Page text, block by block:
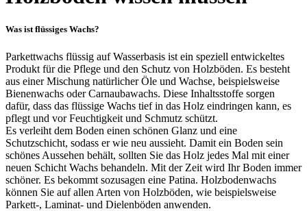
Was ist flüssiges Wachs?
Parkettwachs flüssig auf Wasserbasis ist ein speziell entwickeltes
Produkt für die Pflege und den Schutz von Holzböden. Es besteht
aus einer Mischung natürlicher Öle und Wachse, beispielsweise
Bienenwachs oder Carnaubawachs. Diese Inhaltsstoffe sorgen
dafür, dass das flüssige Wachs tief in das Holz eindringen kann, es
pflegt und vor Feuchtigkeit und Schmutz schützt.
Es verleiht dem Boden einen schönen Glanz und eine
Schutzschicht, sodass er wie neu aussieht. Damit ein Boden sein
schönes Aussehen behält, sollten Sie das Holz jedes Mal mit einer
neuen Schicht Wachs behandeln. Mit der Zeit wird Ihr Boden immer
schöner. Es bekommt sozusagen eine Patina. Holzbodenwachs
können Sie auf allen Arten von Holzböden, wie beispielsweise
Parkett-, Laminat- und Dielenböden anwenden.